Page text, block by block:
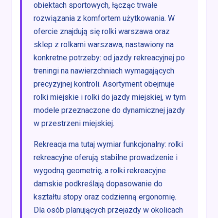
obiektach sportowych, łącząc trwałe
rozwiązania z komfortem użytkowania. W
ofercie znajdują się rolki warszawa oraz
sklep z rolkami warszawa, nastawiony na
konkretne potrzeby: od jazdy rekreacyjnej po
treningi na nawierzchniach wymagających
precyzyjnej kontroli. Asortyment obejmuje
rolki miejskie i rolki do jazdy miejskiej, w tym
modele przeznaczone do dynamicznej jazdy
w przestrzeni miejskiej.
Rekreacja ma tutaj wymiar funkcjonalny: rolki
rekreacyjne oferują stabilne prowadzenie i
wygodną geometrię, a rolki rekreacyjne
damskie podkreślają dopasowanie do
kształtu stopy oraz codzienną ergonomię.
Dla osób planujących przejazdy w okolicach